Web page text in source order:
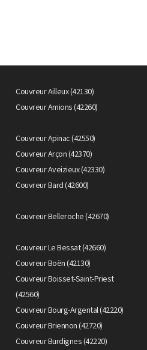
Couvreur Ailleux (42130)
Couvreur Amions (42260)
Couvreur Apinac (42550)
Couvreur Arçon (42370)
Couvreur Aveizieux (42330)
Couvreur Bard (42600)
Couvreur Belleroche (42670)
Couvreur Le Bessat (42660)
Couvreur Boën (42130)
Couvreur Boisset-Saint-Priest
(42560)
Couvreur Bourg-Argental (42220)
Couvreur Briennon (42720)
Couvreur Burdignes (42220)